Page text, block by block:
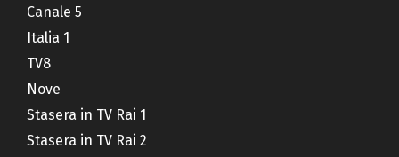
Canale 5
Italia 1
TV8
Nove
Stasera in TV Rai 1
Stasera in TV Rai 2